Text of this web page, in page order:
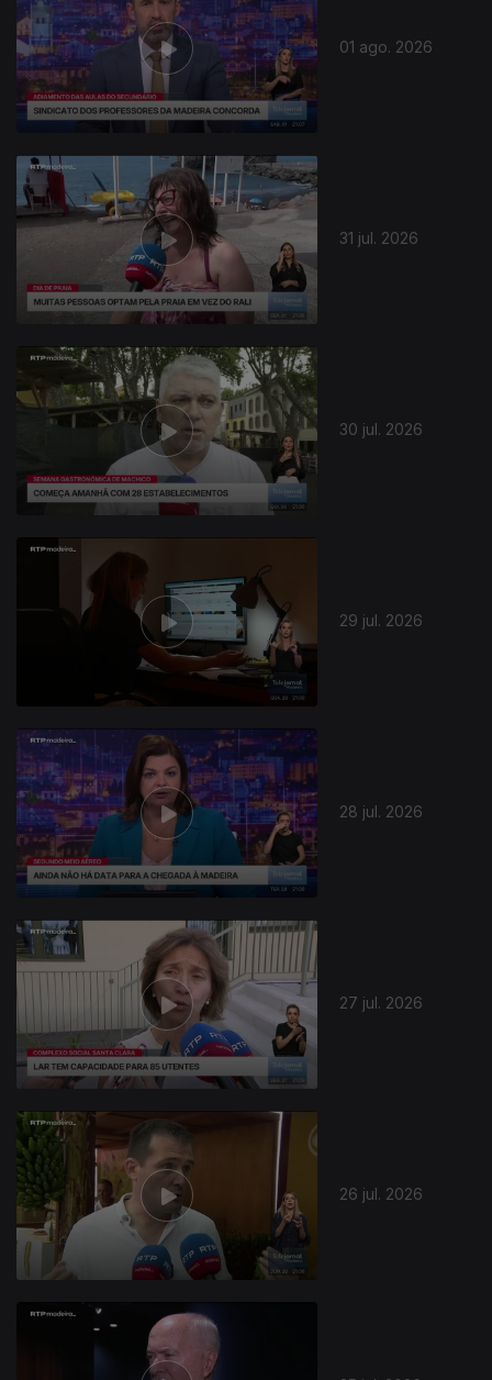
01 ago. 2026
31 jul. 2026
30 jul. 2026
29 jul. 2026
28 jul. 2026
27 jul. 2026
26 jul. 2026
944982